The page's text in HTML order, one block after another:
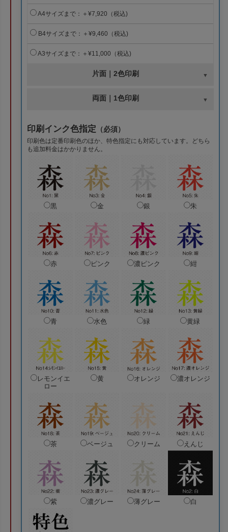
A4サイズまで：＋¥7,920（税込)
B4サイズまで：＋¥9,460（税込)
A3サイズまで：＋¥11,000（税込)
片面｜2色印刷
両面｜1色印刷
印刷インク色指定 （必須）
印刷色は定番印刷色のほか、特色指定にも対応しています。どちら
も追加料金はかかりません。
黒 金 銀 朱
赤 ピンク 濃ピンク 紺
青 水色 緑 黄緑
レモンイエ
ロー
黄 オレンジ 濃オレンジ
茶 ベージュ クリーム えんじ
紫 濃グレー 薄グレー 白